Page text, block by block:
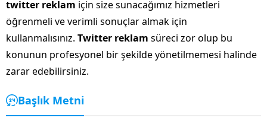
twitter reklam için size sunacağımız hizmetleri
öğrenmeli ve verimli sonuçlar almak için
kullanmalısınız. Twitter reklam süreci zor olup bu
konunun profesyonel bir şekilde yönetilmemesi halinde
zarar edebilirsiniz.
Başlık Metni